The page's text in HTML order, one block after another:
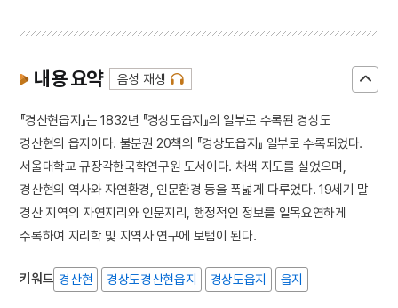
내용 요약 음성 재생
『경산현읍지』는 1832년 『경상도읍지』의 일부로 수록된 경상도
경산현의 읍지이다. 불분권 20책의 『경상도읍지』 일부로 수록되었다.
서울대학교 규장각한국학연구원 도서이다. 채색 지도를 실었으며,
경산현의 역사와 자연환경, 인문환경 등을 폭넓게 다루었다. 19세기 말
경산 지역의 자연지리와 인문지리, 행정적인 정보를 일목요연하게
수록하여 지리학 및 지역사 연구에 보탬이 된다.
키워드 경산현 경상도경산현읍지 경상도읍지 읍지